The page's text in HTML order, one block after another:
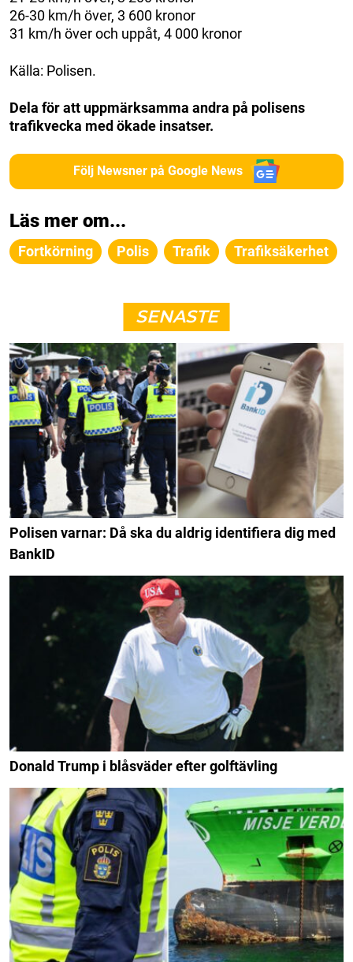
26-30 km/h över, 3 600 kronor
31 km/h över och uppåt, 4 000 kronor
Källa: Polisen.
Dela för att uppmärksamma andra på polisens
trafikvecka med ökade insatser.
Följ Newsner på Google News
Läs mer om...
Fortkörning Polis Trafik Trafiksäkerhet
SENASTE
Polisen varnar: Då ska du aldrig identifiera dig med
BankID
Donald Trump i blåsväder efter golftävling